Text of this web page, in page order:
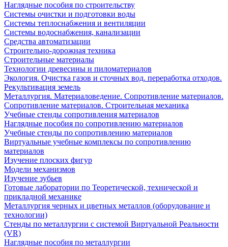
Наглядные пособия по строительству
Системы очистки и подготовки воды
Системы теплоснабжения и вентиляции
Системы водоснабжения, канализации
Средства автоматизации
Строительно-дорожная техника
Строительные материалы
Технологии древесины и пиломатериалов
Экология. Очистка газов и сточных вод. переработка отходов.
Рекультивация земель
Металлургия. Материаловедение. Сопротивление материалов.
Сопротивление материалов. Строительная механика
Учебные стенды сопротивления материалов
Наглядные пособия по сопротивлению материалов
Учебные стенды по сопротивлению материалов
Виртуальные учебные комплексы по сопротивлению
материалов
Изучение плоских фигур
Модели механизмов
Изучение зубьев
Готовые лаборатории по Теоретической, технической и
прикладной механике
Металлургия черных и цветных металлов (оборудование и
технологии)
Cтенды по металлургии с системой Виртуальной Реальности
(VR)
Наглядные пособия по металлургии